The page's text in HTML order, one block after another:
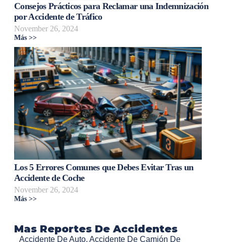
Consejos Prácticos para Reclamar una Indemnización
por Accidente de Tráfico
November 26, 2024
Más >>
Los 5 Errores Comunes que Debes Evitar Tras un
Accidente de Coche
November 26, 2024
Más >>
Mas Reportes De Accidentes
Accidente De Auto, Accidente De Camión De